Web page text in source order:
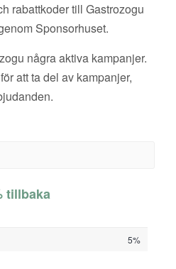
rabattkoder till Gastrozogu
Sponsorhuset.
några aktiva kampanjer.
att ta del av kampanjer,
tillbaka
5%